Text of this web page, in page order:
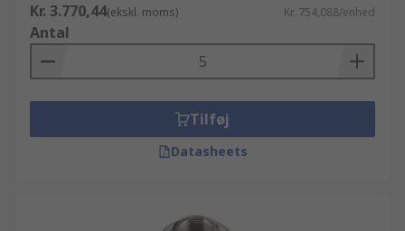
Kr. 3.770,44(ekskl. moms) Kr. 754,088/enhed
Antal
Tilføj
Datasheets